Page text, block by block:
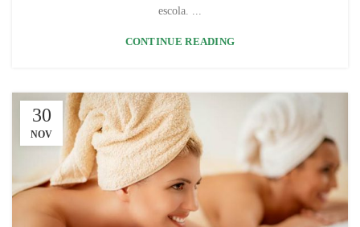
escola. ...
CONTINUE READING
30
NOV